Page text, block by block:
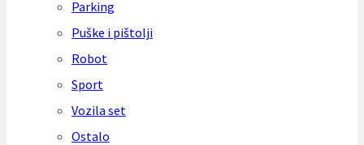
Parking
Puške i pištolji
Robot
Sport
Vozila set
Ostalo